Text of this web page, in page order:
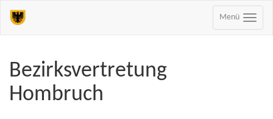
Menü
Bezirksvertretung
Hombruch